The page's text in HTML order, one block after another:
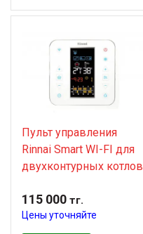
Пульт управления
Rinnai Smart WI-FI для
двухконтурных котлов
115 000 тг.
Цены уточняйте